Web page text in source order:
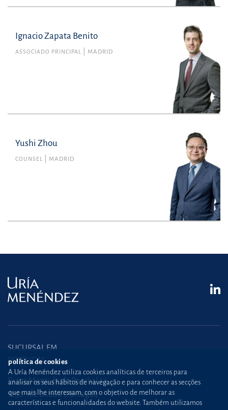
Ignacio Zapata Benito
ASSOCIADO PRINCIPAL MADRID
Yushi Zhou
COUNSEL MADRID
SUCURSAL EM
PORTUGAL
Praça Marquês de Pombal,12
1250-162 Lisboa (Portugal)
política de cookies
A Uría Menéndez utiliza cookies analíticas de terceiros para
analisar os seus hábitos de navegação e para conhecer as secções
que mais lhe interessam, com o objetivo de melhorar as
características e funcionalidades do website. Também utilizamos